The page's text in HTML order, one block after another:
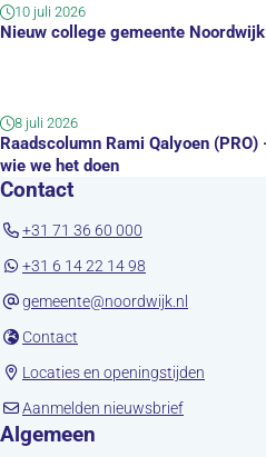
Nieuw college gemeente
10 juli 2026
Raadscolumn Rami Qalyoen
wie we het doen
8 juli 2026
Contact
+31 71 36 60 000
+31 6 14 22 14 98
gemeente@noordwijk.nl
Contact
Locaties en openingstijden
Aanmelden nieuwsbrief(opent in
Algemeen